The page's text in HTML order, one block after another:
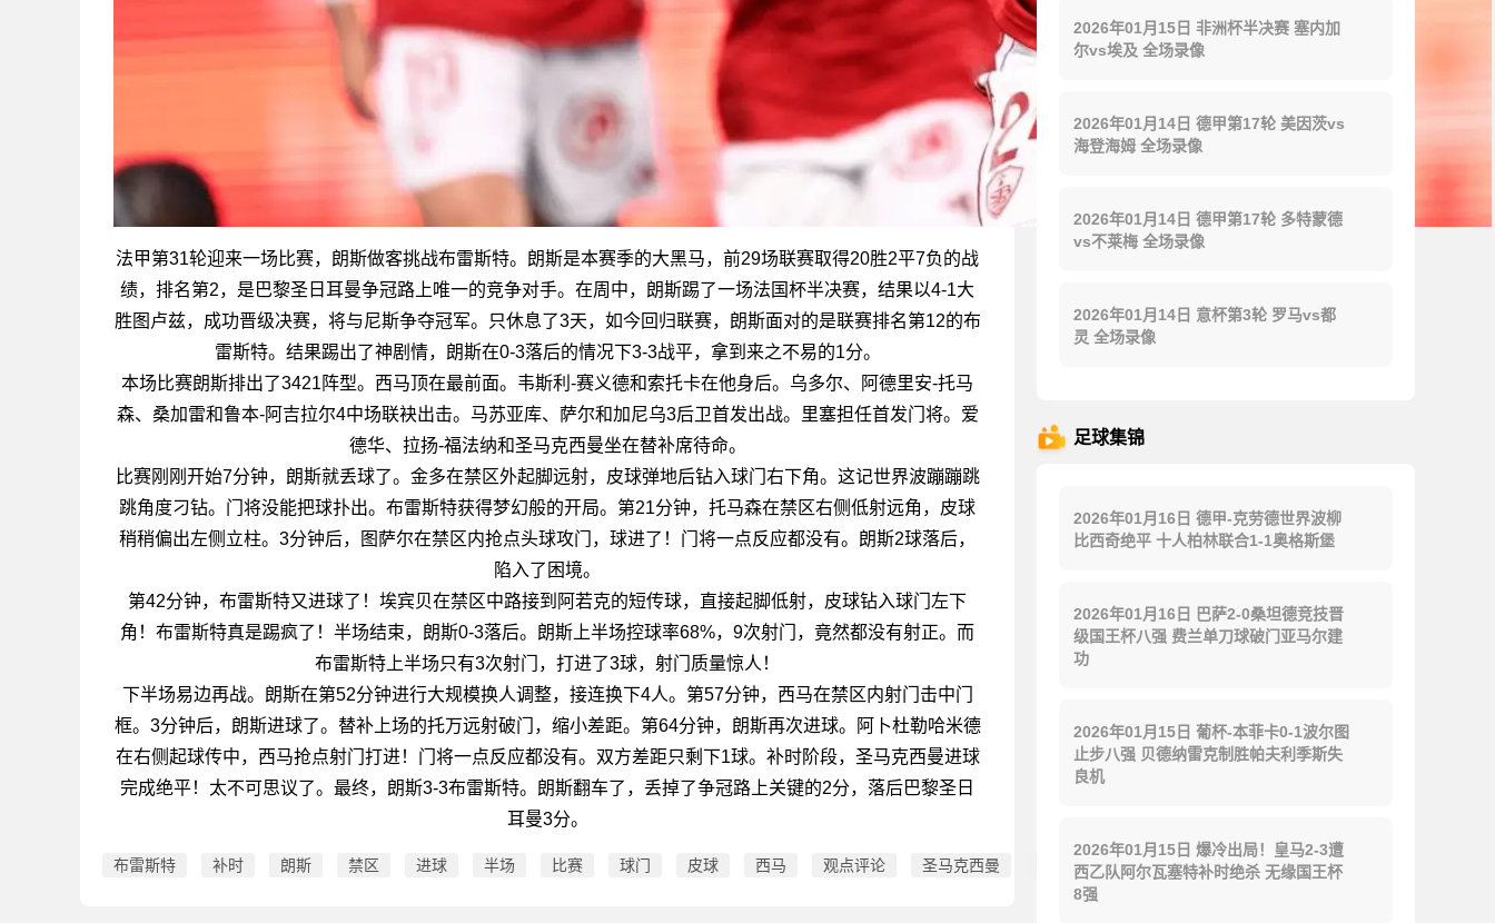
法甲第31轮迎来一场比赛，朗斯做客挑战布雷斯特。朗斯是本赛季的大黑马，前29场联赛取得20胜2平7负的战
绩，排名第2，是巴黎圣日耳曼争冠路上唯一的竞争对手。在周中，朗斯踢了一场法国杯半决赛，结果以4-1大
胜图卢兹，成功晋级决赛，将与尼斯争夺冠军。只休息了3天，如今回归联赛，朗斯面对的是联赛排名第12的布
雷斯特。结果踢出了神剧情，朗斯在0-3落后的情况下3-3战平，拿到来之不易的1分。
本场比赛朗斯排出了3421阵型。西马顶在最前面。韦斯利-赛义德和索托卡在他身后。乌多尔、阿德里安-托马
森、桑加雷和鲁本-阿吉拉尔4中场联袂出击。马苏亚库、萨尔和加尼乌3后卫首发出战。里塞担任首发门将。爱
德华、拉扬-福法纳和圣马克西曼坐在替补席待命。
比赛刚刚开始7分钟，朗斯就丢球了。金多在禁区外起脚远射，皮球弹地后钻入球门右下角。这记世界波蹦蹦跳
跳角度刁钻。门将没能把球扑出。布雷斯特获得梦幻般的开局。第21分钟，托马森在禁区右侧低射远角，皮球
稍稍偏出左侧立柱。3分钟后，图萨尔在禁区内抢点头球攻门，球进了！门将一点反应都没有。朗斯2球落后，
陷入了困境。
第42分钟，布雷斯特又进球了！埃宾贝在禁区中路接到阿若克的短传球，直接起脚低射，皮球钻入球门左下
角！布雷斯特真是踢疯了！半场结束，朗斯0-3落后。朗斯上半场控球率68%，9次射门，竟然都没有射正。而
布雷斯特上半场只有3次射门，打进了3球，射门质量惊人！
下半场易边再战。朗斯在第52分钟进行大规模换人调整，接连换下4人。第57分钟，西马在禁区内射门击中门
框。3分钟后，朗斯进球了。替补上场的托万远射破门，缩小差距。第64分钟，朗斯再次进球。阿卜杜勒哈米德
在右侧起球传中，西马抢点射门打进！门将一点反应都没有。双方差距只剩下1球。补时阶段，圣马克西曼进球
完成绝平！太不可思议了。最终，朗斯3-3布雷斯特。朗斯翻车了，丢掉了争冠路上关键的2分，落后巴黎圣日
耳曼3分。
布雷斯特 补时 朗斯 禁区 进球 半场 比赛 球门 皮球 西马 观点评论 圣马克西曼 巴黎圣日耳曼
2026年01月15日 非洲杯半决赛 塞内加
尔vs埃及 全场录像
2026年01月14日 德甲第17轮 美因茨vs
海登海姆 全场录像
2026年01月14日 德甲第17轮 多特蒙德
vs不莱梅 全场录像
2026年01月14日 意杯第3轮 罗马vs都
灵 全场录像
足球集锦
2026年01月16日 德甲-克劳德世界波柳
比西奇绝平 十人柏林联合1-1奥格斯堡
2026年01月16日 巴萨2-0桑坦德竞技晋
级国王杯八强 费兰单刀球破门亚马尔建
功
2026年01月15日 葡杯-本菲卡0-1波尔图
止步八强 贝德纳雷克制胜帕夫利季斯失
良机
2026年01月15日 爆冷出局！皇马2-3遭
西乙队阿尔瓦塞特补时绝杀 无缘国王杯
8强